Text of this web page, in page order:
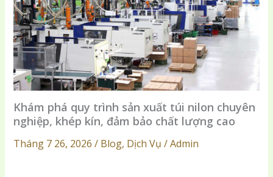
Khám phá quy trình sản xuất túi nilon chuyên
nghiệp, khép kín, đảm bảo chất lượng cao
Tháng 7 26, 2026 / Blog, Dịch Vụ / Admin